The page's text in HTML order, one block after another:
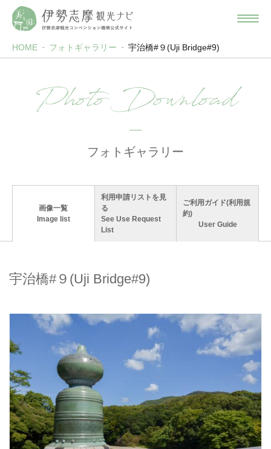
HOME フォトギャラリー 宇治橋#９(Uji Bridge#9)
Photo Download
フォトギャラリー
画像一覧
Image list
利用申請リストを見
る
See Use Request
List
ご利用ガイド(利用規
約)
User Guide
宇治橋#９(Uji Bridge#9)